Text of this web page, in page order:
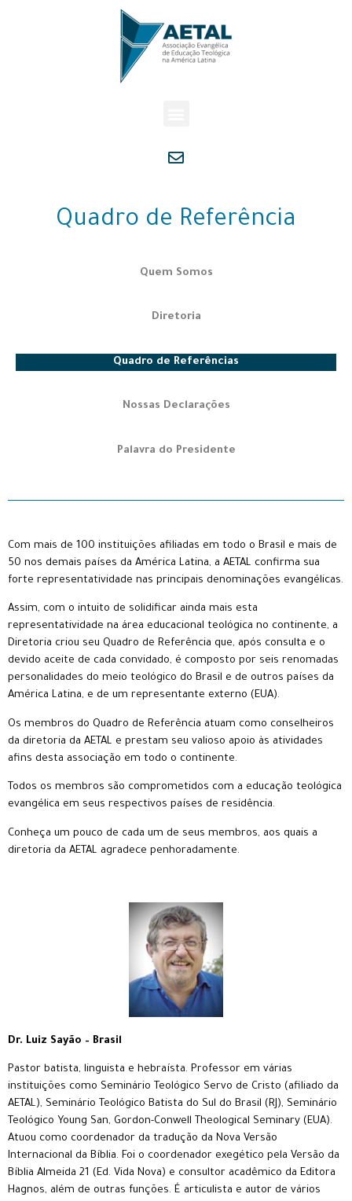
Quadro de Referência
Quem Somos
Diretoria
Quadro de Referências
Nossas Declarações
Palavra do Presidente
Com mais de 100 instituições afiliadas em todo o Brasil e mais de
50 nos demais países da América Latina, a AETAL confirma sua
forte representatividade nas principais denominações evangélicas.
Assim, com o intuito de solidificar ainda mais esta
representatividade na área educacional teológica no continente, a
Diretoria criou seu Quadro de Referência que, após consulta e o
devido aceite de cada convidado, é composto por seis renomadas
personalidades do meio teológico do Brasil e de outros países da
América Latina, e de um representante externo (EUA).
Os membros do Quadro de Referência atuam como conselheiros
da diretoria da AETAL e prestam seu valioso apoio às atividades
afins desta associação em todo o continente.
Todos os membros são comprometidos com a educação teológica
evangélica em seus respectivos países de residência.
Conheça um pouco de cada um de seus membros, aos quais a
diretoria da AETAL agradece penhoradamente.
Dr. Luiz Sayão – Brasil
Pastor batista, linguista e hebraísta. Professor em várias
instituições como Seminário Teológico Servo de Cristo (afiliado da
AETAL), Seminário Teológico Batista do Sul do Brasil (RJ), Seminário
Teológico Young San, Gordon-Conwell Theological Seminary (EUA).
Atuou como coordenador da tradução da Nova Versão
Internacional da Bíblia. Foi o coordenador exegético pela Versão da
Bíblia Almeida 21 (Ed. Vida Nova) e consultor acadêmico da Editora
Hagnos, além de outras funções. É articulista e autor de vários